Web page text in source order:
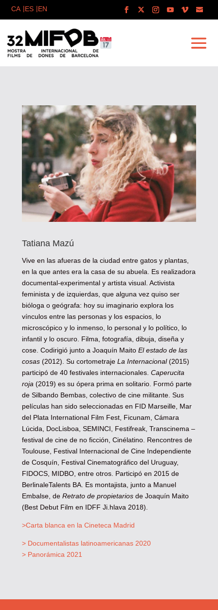
Tatiana Mazú
Vive en las afueras de la ciudad entre gatos y plantas,
en la que antes era la casa de su abuela. Es realizadora
documental-experimental y artista visual. Activista
feminista y de izquierdas, que alguna vez quiso ser
bióloga o geógrafa: hoy su imaginario explora los
vínculos entre las personas y los espacios, lo
microscópico y lo inmenso, lo personal y lo político, lo
infantil y lo oscuro. Filma, fotografía, dibuja, diseña y
cose. Codirigió junto a Joaquín Maito El estado de las
cosas(2012). Su cortometraje La Internacional(2015)
participó de 40 festivales internacionales. Caperucita
roja (2019) es su ópera prima en solitario. Formó parte
de Silbando Bembas, colectivo de cine militante. Sus
películas han sido seleccionadas en FID Marseille, Mar
del Plata International Film Fest, Ficunam, Cámara
Lúcida, DocLisboa, SEMINCI, Festifreak, Transcinema –
festival de cine de no ficción, Cinélatino. Rencontres de
Toulouse, Festival Internacional de Cine Independiente
de Cosquín, Festival Cinematográfico del Uruguay,
FIDOCS, MIDBO, entre otros. Participó en 2015 de
BerlinaleTalents BA. Es montajista, junto a Manuel
Embalse, de Retrato de propietariosde Joaquín Maito
(Best Debut Film en IDFF Ji.hlava 2018).
>Carta blanca en la Cineteca Madrid
> Documentalistas latinoamericanas 2020
> Panorámica 2021